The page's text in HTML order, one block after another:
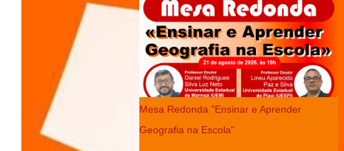
Mesa Redonda "Ensinar e Aprender
Geografia na Escola"